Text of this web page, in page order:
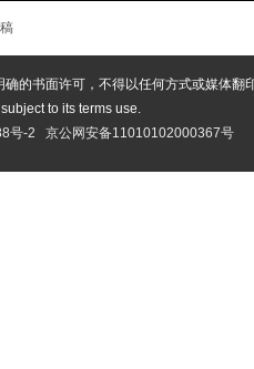
确的书面许可，不得以任何方式或媒体翻
to its terms use.
号-2
京公网安备11010102000367号